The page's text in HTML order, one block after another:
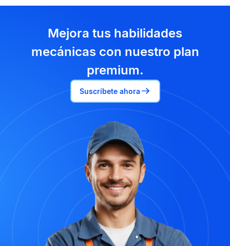
Mejora tus habilidades
mecánicas con nuestro plan
premium.
Suscríbete ahora